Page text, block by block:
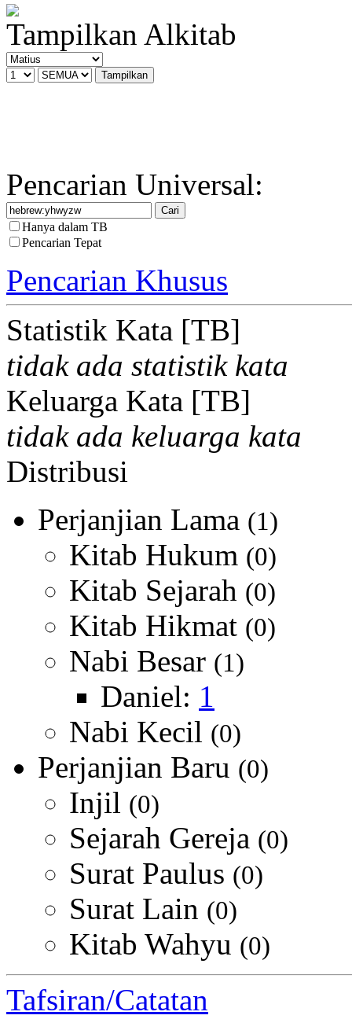
Tampilkan Alkitab
Pencarian Universal:
Hanya dalam TB
Pencarian Tepat
Pencarian Khusus
Statistik Kata [TB]
tidak ada statistik kata
Keluarga Kata [TB]
tidak ada keluarga kata
Distribusi
Perjanjian Lama (1)
Kitab Hukum (0)
Kitab Sejarah (0)
Kitab Hikmat (0)
Nabi Besar (1)
Daniel: 1
Nabi Kecil (0)
Perjanjian Baru (0)
Injil (0)
Sejarah Gereja (0)
Surat Paulus (0)
Surat Lain (0)
Kitab Wahyu (0)
Tafsiran/Catatan